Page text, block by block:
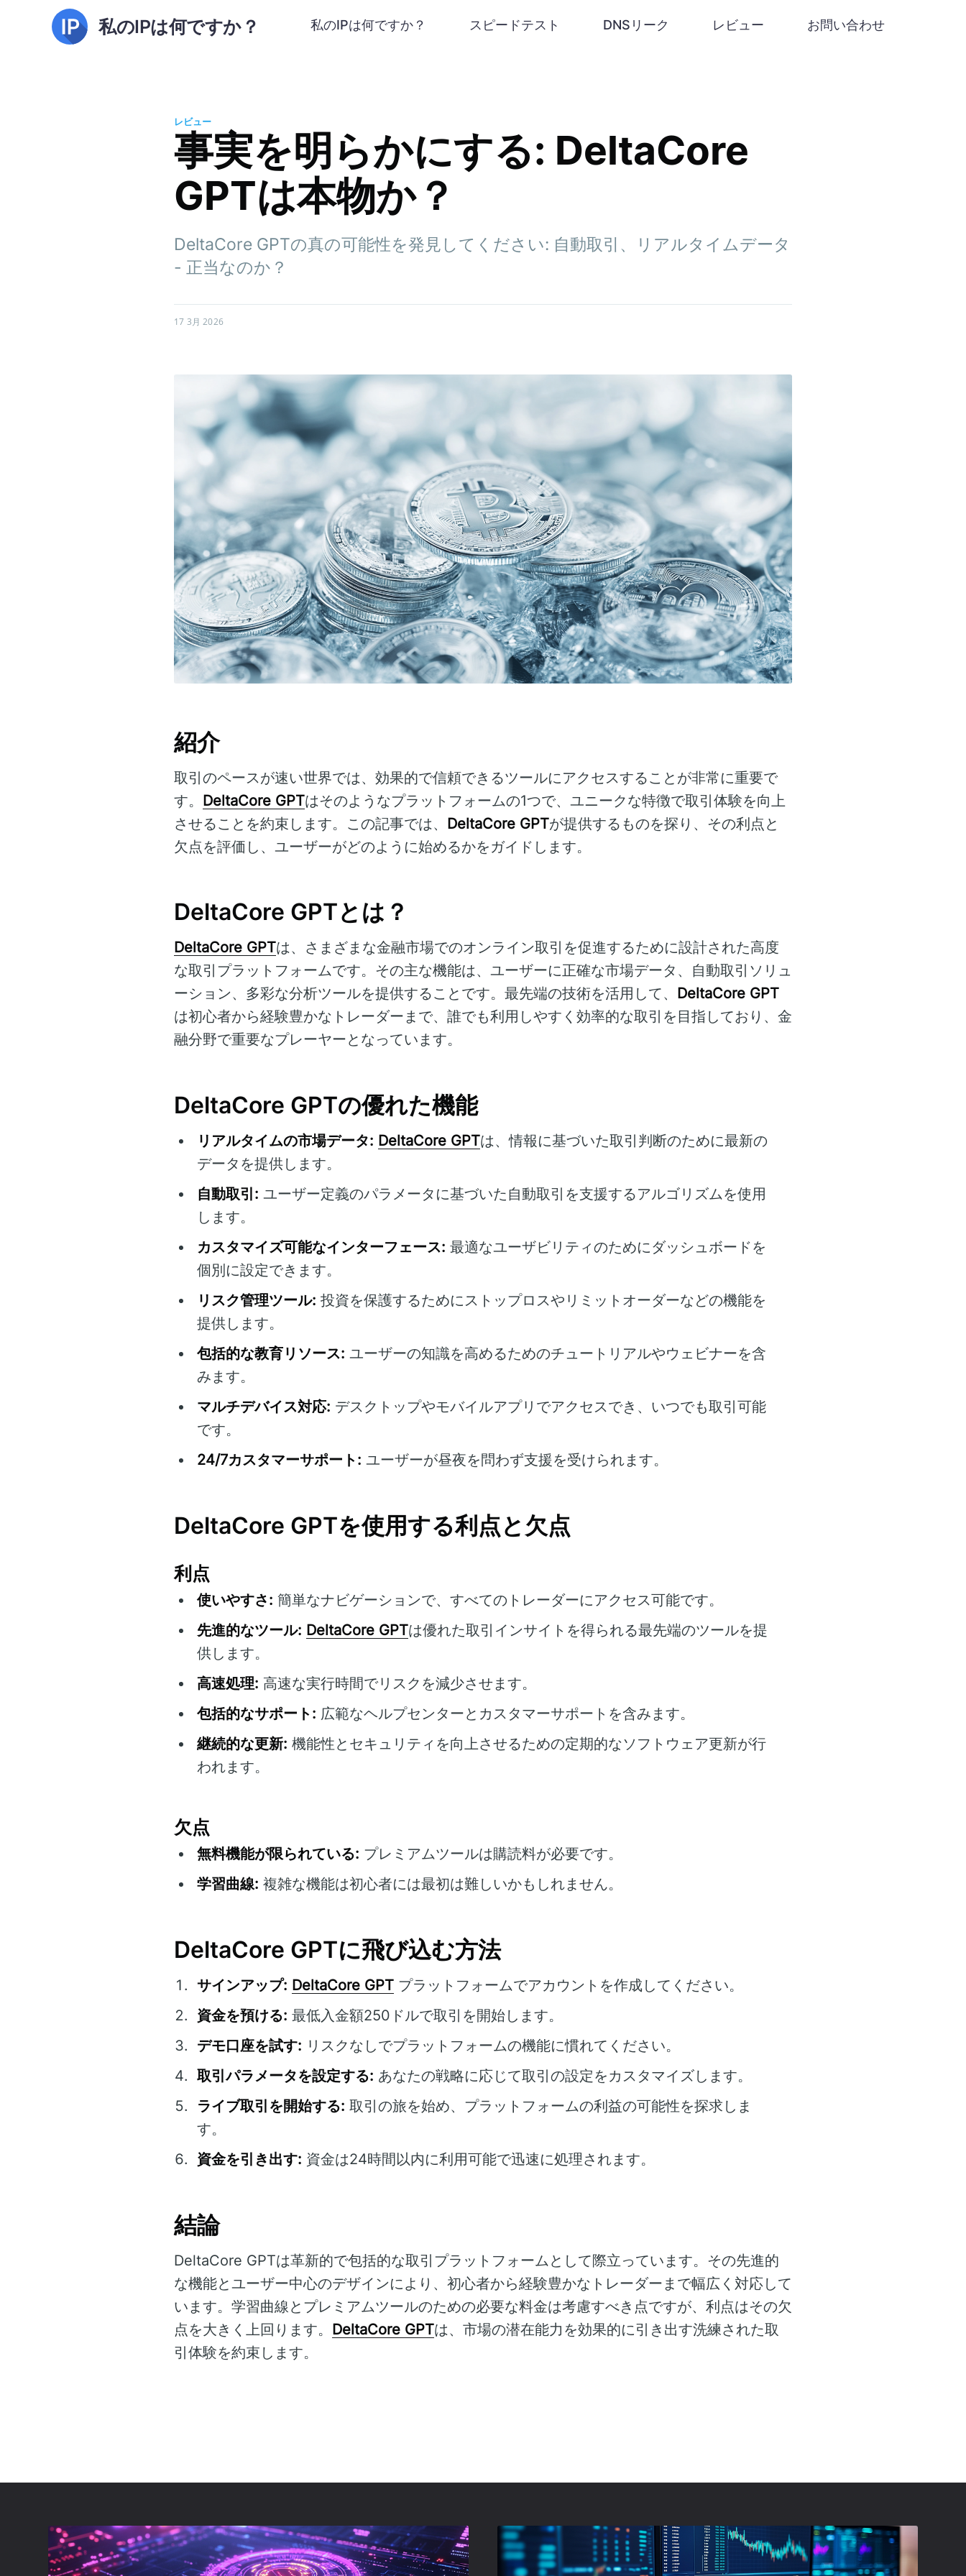
私のIPは何ですか？ 私のIPは何ですか？ スピードテスト DNSリーク レビュー お問い合わせ
レビュー
事実を明らかにする: DeltaCore
GPTは本物か？
DeltaCore GPTの真の可能性を発見してください: 自動取引、リアルタイムデータ
- 正当なのか？
17 3月 2026
紹介
取引のペースが速い世界では、効果的で信頼できるツールにアクセスすることが非常に重要で
す。 DeltaCore GPTはそのようなプラットフォームの1つで、ユニークな特徴で取引体験を向上
させることを約束します。この記事では、 DeltaCore GPTが提供するものを探り、その利点と
欠点を評価し、ユーザーがどのように始めるかをガイドします。
DeltaCore GPTとは？
DeltaCore GPTは、さまざまな金融市場でのオンライン取引を促進するために設計された高度
な取引プラットフォームです。その主な機能は、ユーザーに正確な市場データ、自動取引ソリュ
ーション、多彩な分析ツールを提供することです。最先端の技術を活用して、 DeltaCore GPT
は初心者から経験豊かなトレーダーまで、誰でも利用しやすく効率的な取引を目指しており、金
融分野で重要なプレーヤーとなっています。
DeltaCore GPTの優れた機能
リアルタイムの市場データ: DeltaCore GPTは、情報に基づいた取引判断のために最新の
データを提供します。
自動取引: ユーザー定義のパラメータに基づいた自動取引を支援するアルゴリズムを使用
します。
カスタマイズ可能なインターフェース: 最適なユーザビリティのためにダッシュボードを
個別に設定できます。
リスク管理ツール: 投資を保護するためにストップロスやリミットオーダーなどの機能を
提供します。
包括的な教育リソース: ユーザーの知識を高めるためのチュートリアルやウェビナーを含
みます。
マルチデバイス対応: デスクトップやモバイルアプリでアクセスでき、いつでも取引可能
です。
24/7カスタマーサポート: ユーザーが昼夜を問わず支援を受けられます。
DeltaCore GPTを使用する利点と欠点
利点
使いやすさ: 簡単なナビゲーションで、すべてのトレーダーにアクセス可能です。
先進的なツール: DeltaCore GPTは優れた取引インサイトを得られる最先端のツールを提
供します。
高速処理: 高速な実行時間でリスクを減少させます。
包括的なサポート: 広範なヘルプセンターとカスタマーサポートを含みます。
継続的な更新: 機能性とセキュリティを向上させるための定期的なソフトウェア更新が行
われます。
欠点
無料機能が限られている: プレミアムツールは購読料が必要です。
学習曲線: 複雑な機能は初心者には最初は難しいかもしれません。
DeltaCore GPTに飛び込む方法
サインアップ: DeltaCore GPT プラットフォームでアカウントを作成してください。
資金を預ける: 最低入金額250ドルで取引を開始します。
デモ口座を試す: リスクなしでプラットフォームの機能に慣れてください。
取引パラメータを設定する: あなたの戦略に応じて取引の設定をカスタマイズします。
ライブ取引を開始する: 取引の旅を始め、プラットフォームの利益の可能性を探求しま
す。
資金を引き出す: 資金は24時間以内に利用可能で迅速に処理されます。
結論
DeltaCore GPTは革新的で包括的な取引プラットフォームとして際立っています。その先進的
な機能とユーザー中心のデザインにより、初心者から経験豊かなトレーダーまで幅広く対応して
います。学習曲線とプレミアムツールのための必要な料金は考慮すべき点ですが、利点はその欠
点を大きく上回ります。 DeltaCore GPTは、市場の潜在能力を効果的に引き出す洗練された取
引体験を約束します。